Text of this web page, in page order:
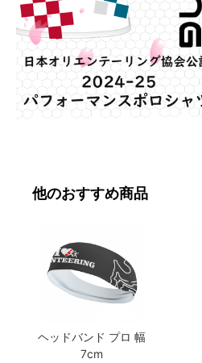
他のおすすめ商品
ヘッドバンド プロ 幅
7cm